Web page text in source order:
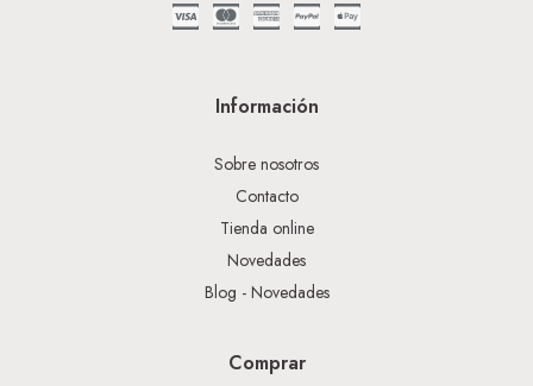
Información
Sobre nosotros
Contacto
Tienda online
Novedades
Blog - Novedades
Comprar